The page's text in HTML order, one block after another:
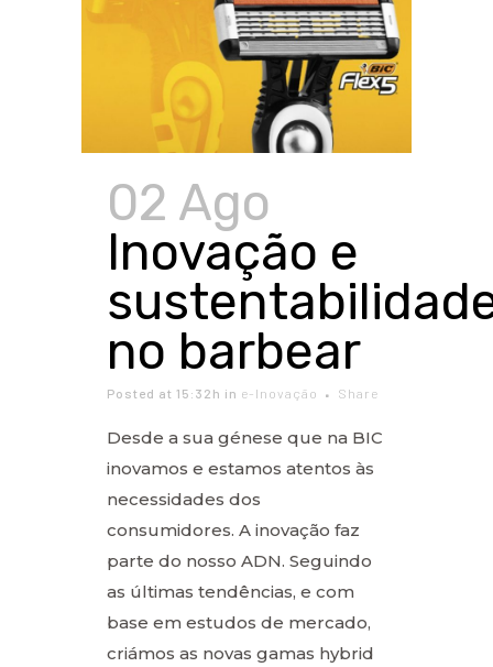
02 Ago
Inovação e
no barbear
Posted at 15:32h in e-Inovação Share
Desde a sua génese que na BIC
inovamos e estamos atentos às
necessidades dos
consumidores. A inovação faz
parte do nosso ADN. Seguindo
as últimas tendências, e com
base em estudos de mercado,
criámos as novas gamas hybrid